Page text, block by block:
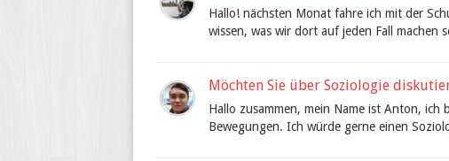
Hallo! nächsten Monat fahre ich mit der
wissen, was wir dort auf jeden Fall machen
Möchten Sie über Soziologie
Hallo zusammen, mein Name ist Anton, ich
Bewegungen. Ich würde gerne einen